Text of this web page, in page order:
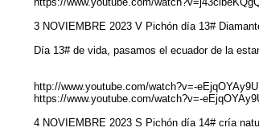
3 NOVIEMBRE 2023 V Pichón día 13#
Día 13# de vida, pasamos el ecuador de la
http://www.youtube.com/watch?v=-eEjqOYAy9U
https://www.youtube.com/watch?v=-
4 NOVIEMBRE 2023 S Pichón día 14# cría